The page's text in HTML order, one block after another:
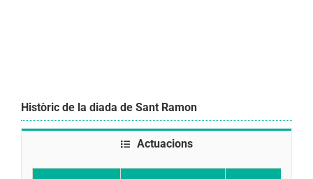
Històric de la diada de Sant Ramon
Actuacions